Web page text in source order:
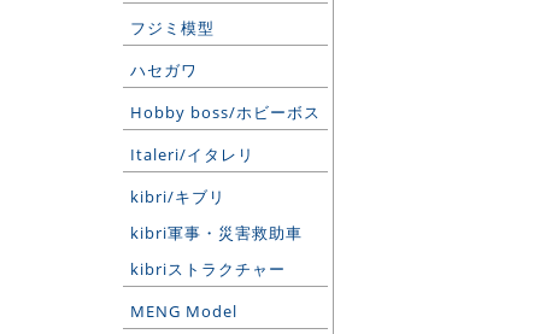
フジミ模型
ハセガワ
Hobby boss/ホビーボス
Italeri/イタレリ
kibri/キブリ
kibri軍事・災害救助車
kibriストラクチャー
MENG Model